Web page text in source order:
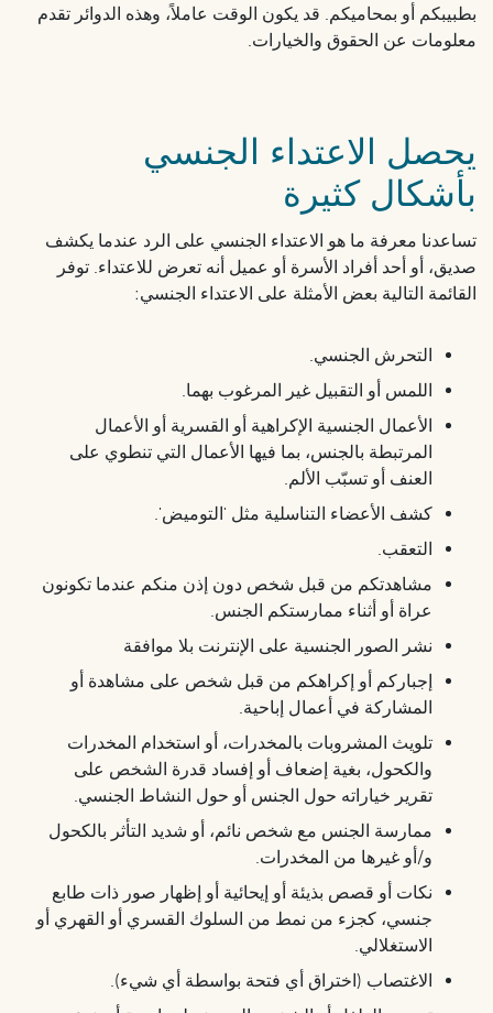
بطبيبكم أو بمحاميكم. قد يكون الوقت عاملاً، وهذه الدوائر تقدم
معلومات عن الحقوق والخيارات.
يحصل الاعتداء الجنسي
بأشكال كثيرة
تساعدنا معرفة ما هو الاعتداء الجنسي على الرد عندما يكشف
صديق، أو أحد أفراد الأسرة أو عميل أنه تعرض للاعتداء. توفر
القائمة التالية بعض الأمثلة على الاعتداء الجنسي:
التحرش الجنسي.
اللمس أو التقبيل غير المرغوب بهما.
الأعمال الجنسية الإكراهية أو القسرية أو الأعمال
المرتبطة بالجنس، بما فيها الأعمال التي تنطوي على
العنف أو تسبّب الألم.
كشف الأعضاء التناسلية مثل 'التوميض'.
التعقب.
مشاهدتكم من قبل شخص دون إذن منكم عندما تكونون
عراة أو أثناء ممارستكم الجنس.
نشر الصور الجنسية على الإنترنت بلا موافقة
إجباركم أو إكراهكم من قبل شخص على مشاهدة أو
المشاركة في أعمال إباحية.
تلويث المشروبات بالمخدرات، أو استخدام المخدرات
والكحول، بغية إضعاف أو إفساد قدرة الشخص على
تقرير خياراته حول الجنس أو حول النشاط الجنسي.
ممارسة الجنس مع شخص نائم، أو شديد التأثر بالكحول
و/أو غيرها من المخدرات.
نكات أو قصص بذيئة أو إيحائية أو إظهار صور ذات طابع
جنسي، كجزء من نمط من السلوك القسري أو القهري أو
الاستغلالي.
الاغتصاب (اختراق أي فتحة بواسطة أي شيء).